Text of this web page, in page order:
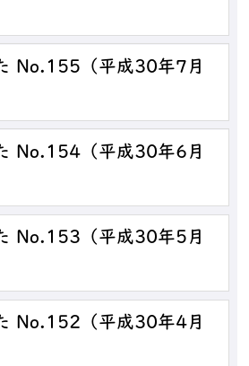
No.155（平成30年7月
No.154（平成30年6月
No.153（平成30年5月
No.152（平成30年4月